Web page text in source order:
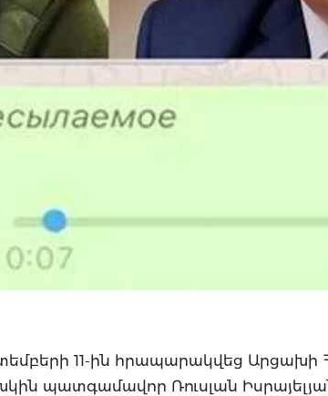
11-ին հրապարակվեց
պատգամավոր Ռուսլան